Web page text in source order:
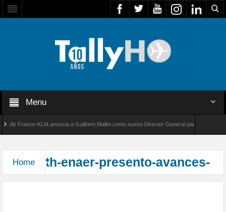
Menu
Air France-KLM anuncia a Guilhem Mallet como nuevo Director General para América
Home th-enaer-presento-avances-